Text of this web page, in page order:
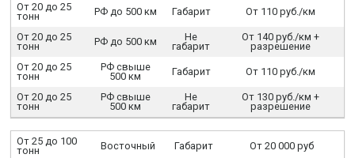
От 20 до 25
тонн
РФ до 500 км Габарит От 110 руб./км
От 20 до 25
тонн
РФ до 500 км
Не
габарит
От 140 руб./км +
разрешение
От 20 до 25
тонн
РФ свыше
500 км
Габарит От 110 руб./км
От 20 до 25
тонн
РФ свыше
500 км
Не
габарит
От 130 руб./км +
разрешение
От 25 до 100
тонн
Восточный Габарит От 20 000 руб